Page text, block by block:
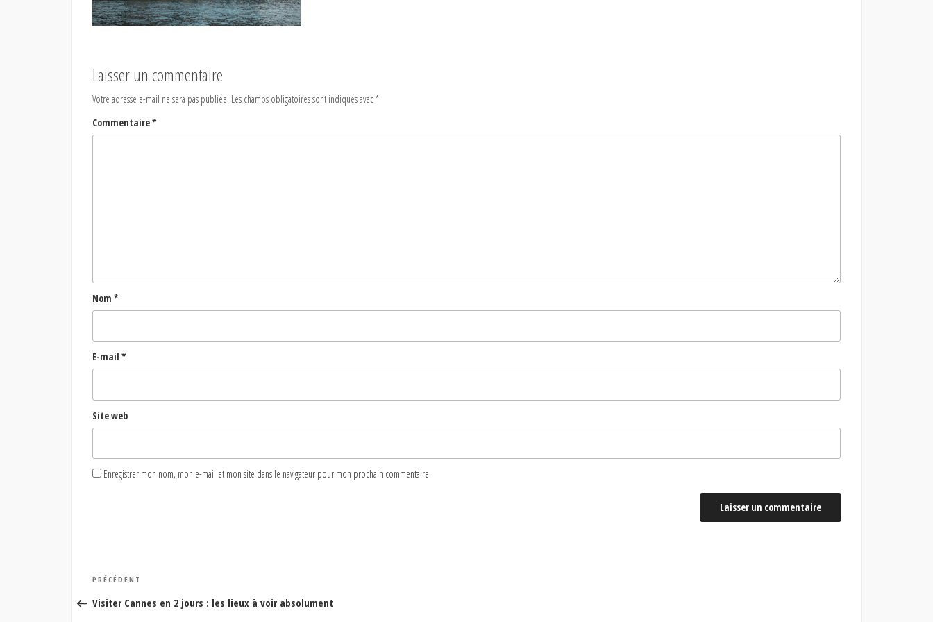
Laisser un commentaire
Votre adresse e-mail ne sera pas publiée. Les champs obligatoires sont indiqués avec*
Commentaire*
Nom *
E-mail *
Site web
Enregistrer mon nom, mon e-mail et mon site dans le navigateur pour mon prochain commentaire.
Navigation
de
Article
précédent
PRÉCÉDENT
Visiter Cannes en 2 jours : les lieux à voir absolument